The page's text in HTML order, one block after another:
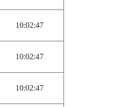
10:02:47
10:02:47
10:02:47